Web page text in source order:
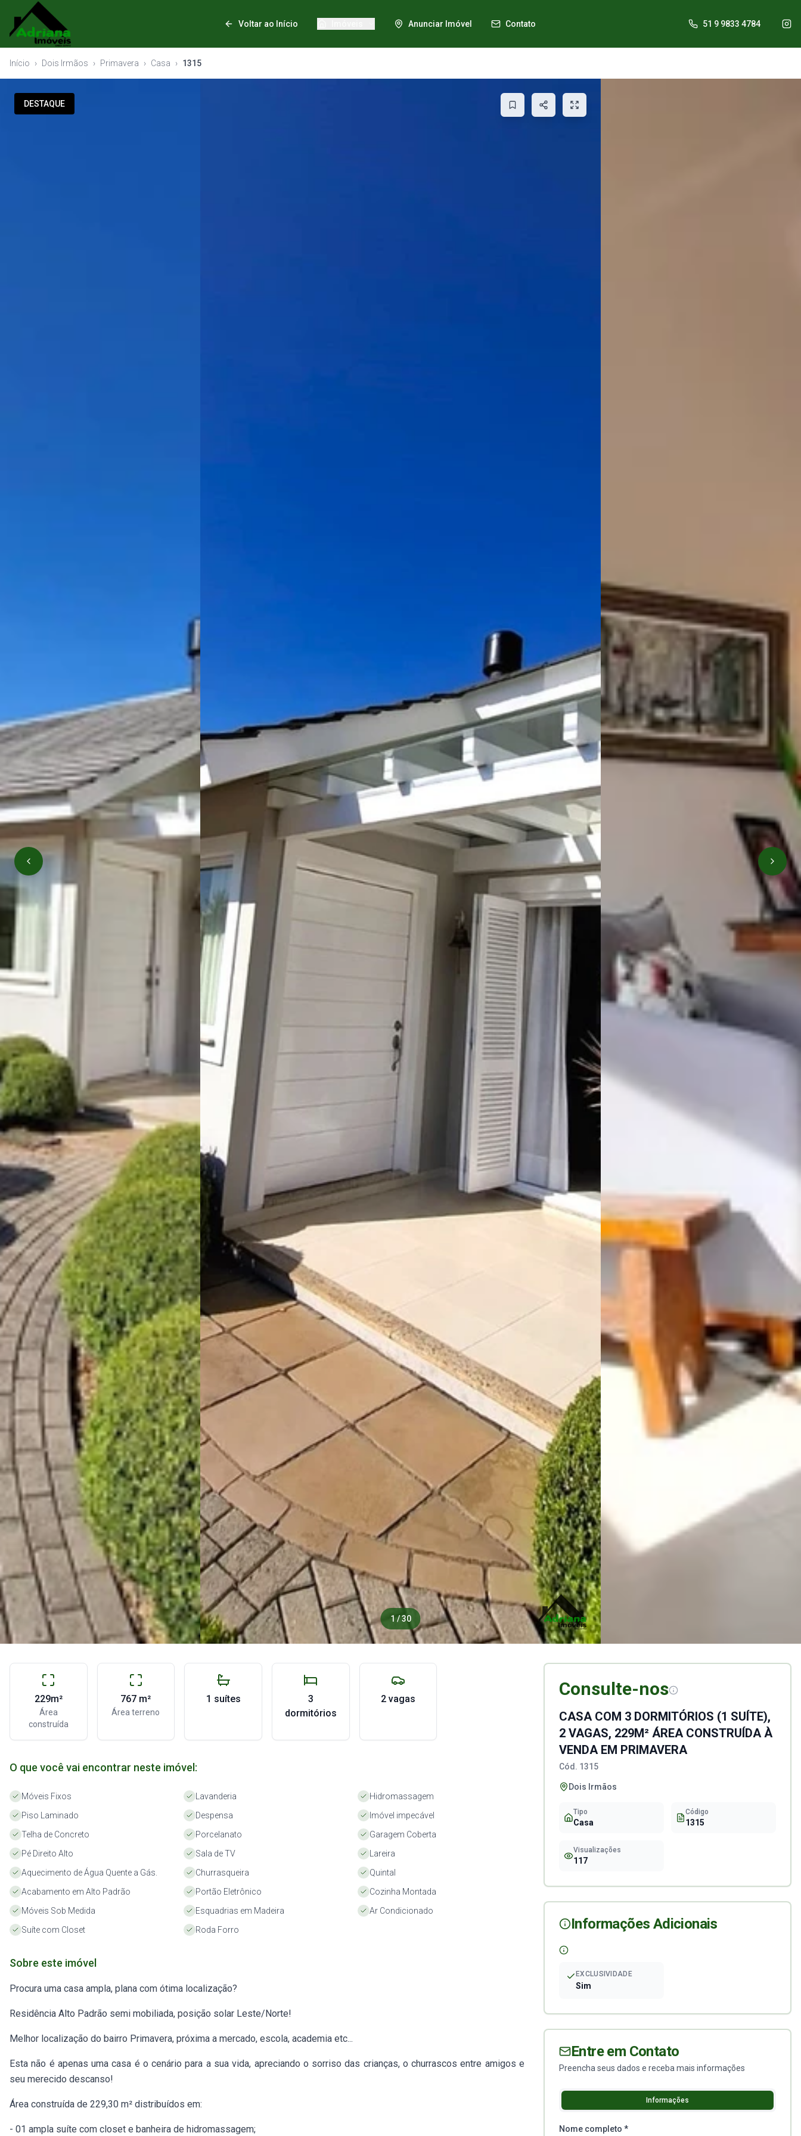
Voltar ao Início Anunciar Imóvel Contato 51 9 9833 4784
Início › Dois Irmãos › Primavera › Casa › 1315
DESTAQUE
1 / 30
229m²
Área
construída
767 m²
Área terreno
1 suítes
3
dormitórios
2 vagas
O que você vai encontrar neste imóvel:
Móveis Fixos Lavanderia
Hidromassagem
Piso Laminado
Despensa
Imóvel impecável
Telha de Concreto
Porcelanato
Garagem Coberta
Pé Direito Alto
Sala de TV
Lareira
Aquecimento de Água Quente a Gás.
Churrasqueira
Quintal
Acabamento em Alto Padrão
Portão Eletrônico
Cozinha Montada
Móveis Sob Medida
Esquadrias em Madeira
Ar Condicionado
Suíte com Closet
Roda Forro
Sobre este imóvel
Procura uma casa ampla, plana com ótima localização?
Residência Alto Padrão semi mobiliada, posição solar Leste/Norte!
Melhor localização do bairro Primavera, próxima a mercado, escola, academia etc...
Esta não é apenas uma casa é o cenário para a sua vida, apreciando o sorriso das crianças, o churrascos entre amigos e
seu merecido descanso!
Área construída de 229,30 m² distribuídos em:
- 01 ampla suíte com closet e banheira de hidromassagem;
Consulte-nos
CASA COM 3 DORMITÓRIOS (1 SUÍTE),
2 VAGAS, 229M² ÁREA CONSTRUÍDA À
VENDA EM PRIMAVERA
Cód. 1315
Dois Irmãos
Tipo
Casa
Código
1315
Visualizações
117
Informações Adicionais
EXCLUSIVIDADE
Sim
Entre em Contato
Preencha seus dados e receba mais informações
Informações
Nome completo *